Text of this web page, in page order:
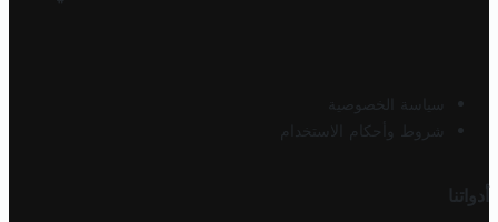
سياسة الخصوصية
شروط وأحكام الاستخدام
أدواتنا